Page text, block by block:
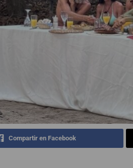
Compartir en Facebook